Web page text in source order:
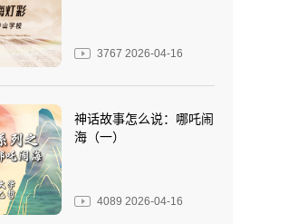
3767 2026-04-16
神话故事怎么说：哪吒闹
海（一）
4089 2026-04-16